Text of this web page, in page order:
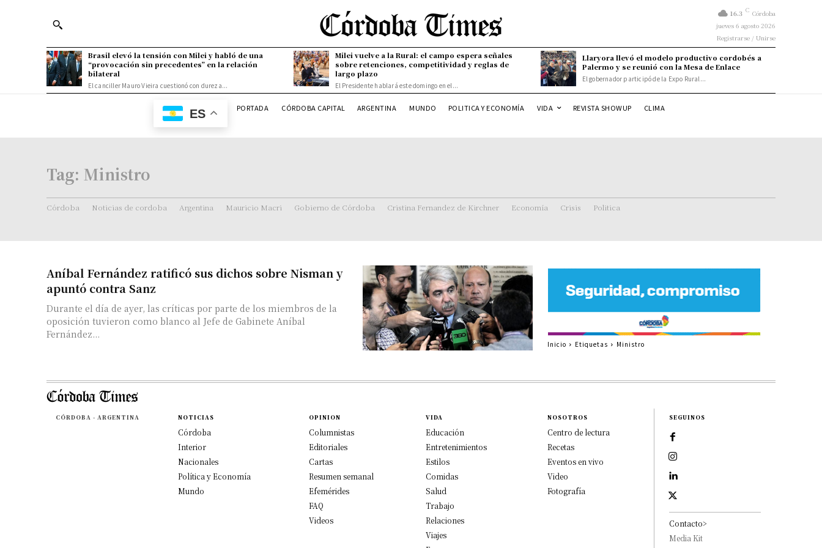
16.3 C Córdoba
jueves 6 agosto 2026
Registrarse / Unirse
Brasil elevó la tensión con Milei y habló de una
“provocación sin precedentes” en la relación
bilateral
El canciller Mauro Vieira cuestionó con dureza...
Milei vuelve a la Rural: el campo espera señales
sobre retenciones, competitividad y reglas de
largo plazo
El Presidente hablará este domingo en el...
Llaryora llevó el modelo productivo cordobés a
Palermo y se reunió con la Mesa de Enlace
El gobernador participó de la Expo Rural...
ES PORTADA CÓRDOBA CAPITAL ARGENTINA MUNDO POLITICA Y ECONOMÍA VIDA REVISTA SHOWUP CLIMA
Tag: Ministro
Córdoba Noticias de cordoba Argentina Mauricio Macri Gobierno de Córdoba Cristina Fernandez de Kirchner Economía Crisis Politica
Aníbal Fernández ratificó sus dichos sobre Nisman y
apuntó contra Sanz
Durante el día de ayer, las críticas por parte de los miembros de la
oposición tuvieron como blanco al Jefe de Gabinete Aníbal
Fernández...
Inicio Etiquetas Ministro
CÓRDOBA - ARGENTINA NOTICIAS
Córdoba
Interior
Nacionales
Política y Economía
Mundo
OPINION
Columnistas
Editoriales
Cartas
Resumen semanal
Efemérides
FAQ
Videos
VIDA
Educación
Entretenimientos
Estilos
Comidas
Salud
Trabajo
Relaciones
Viajes
NOSOTROS
Centro de lectura
Recetas
Eventos en vivo
Video
Fotografía
SEGUINOS
Contacto>
Media Kit